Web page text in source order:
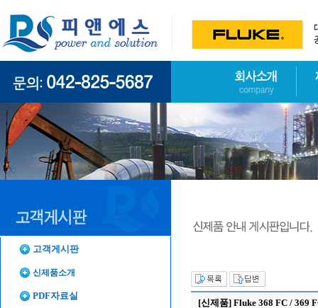
고객게시판
신제품소개
PDF자료실
[신제품] Fluke 368 FC / 369